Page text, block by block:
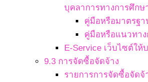
บุคลาการทางการศึกษ
คู่มือหรือมาตรฐ
คู่มือหรือแนวทาง
E-Service เว็บไซต์ให้
9.3 การจัดซื้อจัดจ้าง
รายการการจัดซื้อจัด